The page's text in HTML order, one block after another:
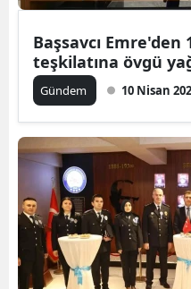
Başsavcı Emre'den
teşkilatına övgü
Gündem 10 Nisan